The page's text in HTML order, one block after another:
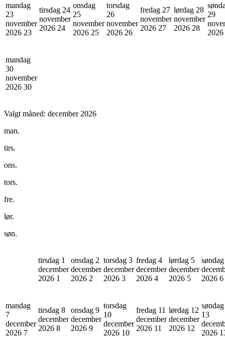
mandag
23
november
2026 23
tirsdag 24
november
2026 24
onsdag
25
november
2026 25
torsdag
26
november
2026 26
fredag 27
november
2026 27
lørdag 28
november
2026 28
29
2026
mandag
30
november
2026 30
Valgt måned: december 2026
man.
tirs.
ons.
tors.
fre.
lør.
søn.
tirsdag 1
december
2026 1
onsdag 2
december
2026 2
torsdag 3
december
2026 3
fredag 4
december
2026 4
lørdag 5
december
2026 5
2026 6
mandag
7
december
2026 7
tirsdag 8
december
2026 8
onsdag 9
december
2026 9
torsdag
10
december
2026 10
fredag 11
december
2026 11
lørdag 12
december
2026 12
søndag
13
2026